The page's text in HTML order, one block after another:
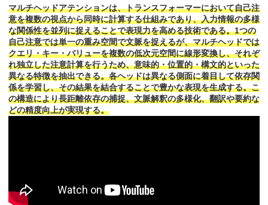
マルチヘッドアテンションは、トランスフォーマーにおいて自己注
意を複数の視点から同時に計算する仕組みであり、入力情報の多様
な関係性を並列に捉えることで表現力を高める技術である。1つの
自己注意では単一の重み空間で文脈を捉えるが、マルチヘッドでは
クエリ・キー・バリューを複数の低次元空間に線形変換し、それぞ
れ独立した注意計算を行うため、意味的・位置的・構文的といった
異なる特徴を抽出できる。各ヘッドは異なる側面に着目して依存関
係を学習し、その結果を結合することで豊かな表現を生成する。こ
の構造により長距離依存の捕捉、文脈解釈の多様化、翻訳や要約な
どの精度向上が実現する。